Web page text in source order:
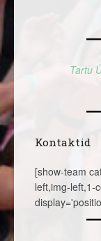
Tartu
Kontaktid
[show-team
left,img-left,1-